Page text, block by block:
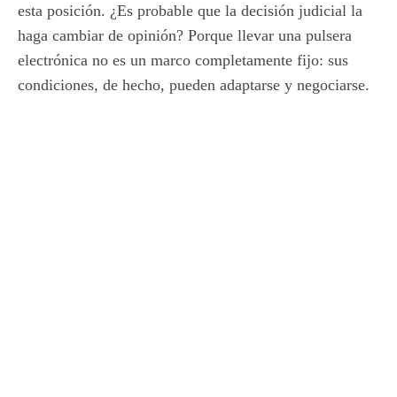
esta posición. ¿Es probable que la decisión judicial la
haga cambiar de opinión? Porque llevar una pulsera
electrónica no es un marco completamente fijo: sus
condiciones, de hecho, pueden adaptarse y negociarse.